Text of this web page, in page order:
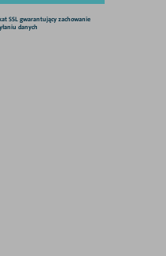
SSL gwarantujący zachowanie
danych